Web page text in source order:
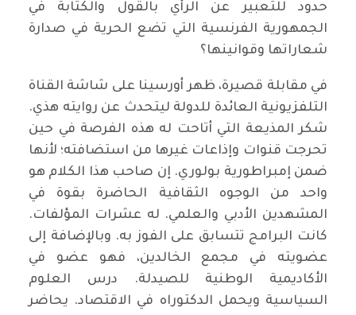
حدود للتعبير عن الرأي بالقول والكتابة في
الجمهورية الفرنسية التي تضع الحرية في صدارة
شعاراتها وقوانينها؟
في مقابلة قصيرة، ظهر أورسينا على شاشة القناة
التلفزيونية العائدة للدولة ليتحدث عن روايته هذي.
شكر المذيعة التي أتاحت له هذه الفرصة في حين
تحرجت قنوات وإذاعات غيرها من استضافته؛ لأنها
ضمن إمبراطورية بولوري. إن صاحب هذا الكلام هو
واحد من الوجوه الثقافية الحاضرة بقوة في
المشهدين الأدبي والعلمي. له عشرات المؤلفات.
كانت البرامج تتسابق على الفوز به. وبالإضافة إلى
عضويته في مجمع الخالدين، فهو عضو في
الأكاديمية الوطنية للصيدلة. درس العلوم
السياسية ويحمل الدكتوراه في الاقتصاد. يحاضر